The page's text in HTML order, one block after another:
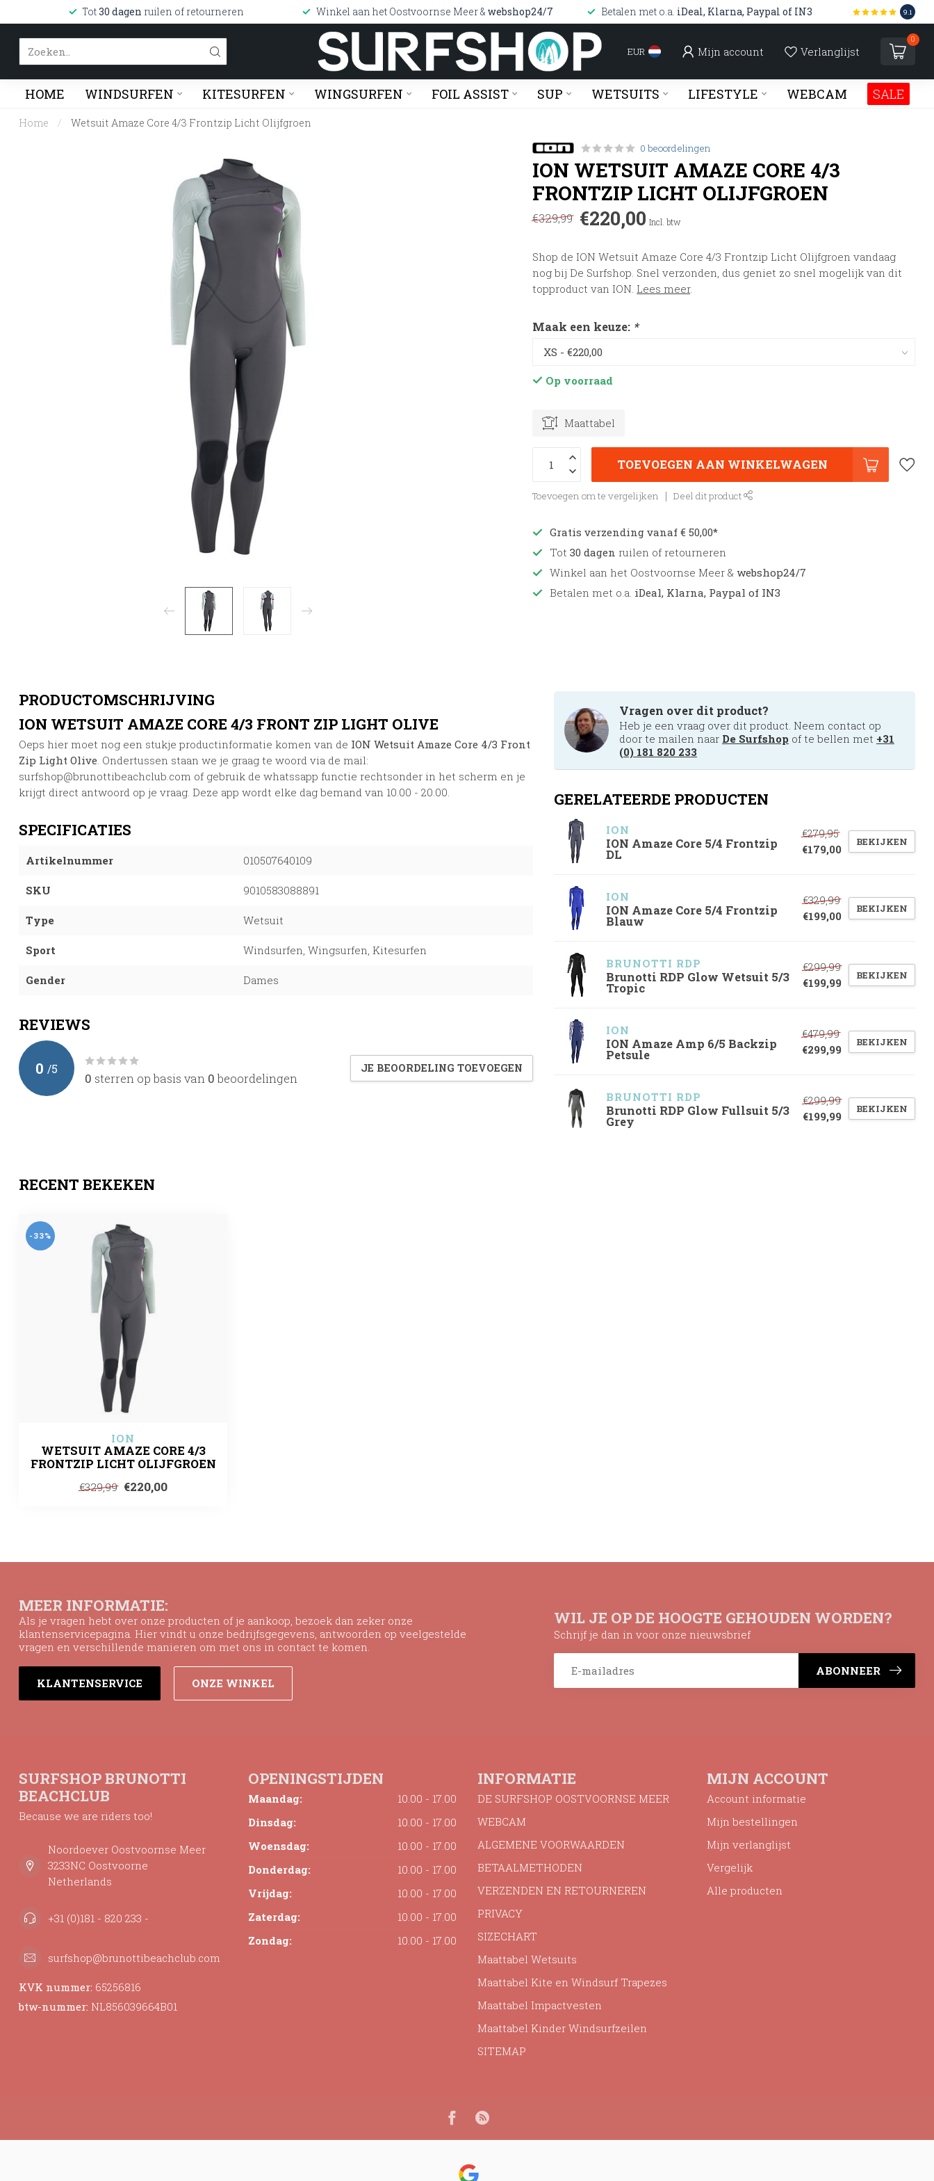
Tot30 dagen ruilen of retourneren Winkel aan het Oostvoornse Meer & webshop24/7 Betalen met o.a. iDeal, Klarna, Paypal of IN3 9.1
EUR Mijn account Verlanglijst
0
HOME WINDSURFEN KITESURFEN WINGSURFEN FOIL ASSIST SUP WETSUITS LIFESTYLE WEBCAM SALE
Home / Wetsuit Amaze Core 4/3 Frontzip Licht Olijfgroen
0 beoordelingen
ION WETSUIT AMAZE CORE 4/3
FRONTZIP LICHT OLIJFGROEN
€329,99 €220,00 Incl. btw
Shop de ION Wetsuit Amaze Core 4/3 Frontzip Licht Olijfgroen vandaag
nog bij De Surfshop. Snel verzonden, dus geniet zo snel mogelijk van dit
topproduct van ION. Lees meer.
Maak een keuze: *
Op voorraad
Maattabel
TOEVOEGEN AAN WINKELWAGEN
Toevoegen om te vergelijken Deel dit product
Gratis verzending vanaf € 50,00*
Tot30 dagen ruilen of retourneren
Winkel aan het Oostvoornse Meer &webshop24/7
Betalen met o.a. iDeal, Klarna, Paypal of IN3
PRODUCTOMSCHRIJVING
ION WETSUIT AMAZE CORE 4/3 FRONT ZIP LIGHT OLIVE
Oeps hier moet nog een stukje productinformatie komen van de ION Wetsuit Amaze Core 4/3 Front
Zip Light Olive. Ondertussen staan we je graag te woord via de mail:
surfshop@brunottibeachclub.com of gebruik de whatssapp functie rechtsonder in het scherm en je
krijgt direct antwoord op je vraag. Deze app wordt elke dag bemand van 10.00 - 20.00.
SPECIFICATIES
Artikelnummer 010507640109
SKU 9010583088891
Type Wetsuit
Sport Windsurfen, Wingsurfen, Kitesurfen
Gender Dames
REVIEWS
0 /5
0 sterren op basis van 0beoordelingen
JE BEOORDELING TOEVOEGEN
Vragen over dit product?
Heb je een vraag over dit product. Neem contact op
door te mailen naar De Surfshop of te bellen met +31
(0) 181 820 233
GERELATEERDE PRODUCTEN
ION
ION Amaze Core 5/4 Frontzip
DL
€279,95
€179,00
BEKIJKEN
ION
ION Amaze Core 5/4 Frontzip
Blauw
€329,99
€199,00
BEKIJKEN
BRUNOTTI RDP
Brunotti RDP Glow Wetsuit 5/3
Tropic
€299,99
€199,99
BEKIJKEN
ION
ION Amaze Amp 6/5 Backzip
Petsule
€479,99
€299,99
BEKIJKEN
BRUNOTTI RDP
Brunotti RDP Glow Fullsuit 5/3
Grey
€299,99
€199,99
BEKIJKEN
RECENT BEKEKEN
-33%
ION
WETSUIT AMAZE CORE 4/3
FRONTZIP LICHT OLIJFGROEN
€329,99 €220,00
MEER INFORMATIE:
Als je vragen hebt over onze producten of je aankoop, bezoek dan zeker onze
klantenservicepagina. Hier vindt u onze bedrijfsgegevens, antwoorden op veelgestelde
vragen en verschillende manieren om met ons in contact te komen.
KLANTENSERVICE ONZE WINKEL
WIL JE OP DE HOOGTE GEHOUDEN WORDEN?
Schrijf je dan in voor onze nieuwsbrief
ABONNEER
SURFSHOP BRUNOTTI
BEACHCLUB
Because we are riders too!
Noordoever Oostvoornse Meer
3233NC Oostvoorne
Netherlands
+31 (0)181 - 820 233 -
surfshop@brunottibeachclub.com
KVK nummer: 65256816
btw-nummer: NL856039664B01
OPENINGSTIJDEN
Maandag:
10.00 - 17.00
Dinsdag:
10.00 - 17.00
Woensdag:
10.00 - 17.00
Donderdag:
10.00 - 17.00
Vrijdag:
10.00 - 17.00
Zaterdag:
10.00 - 17.00
Zondag:
10.00 - 17.00
INFORMATIE
DE SURFSHOP OOSTVOORNSE MEER
WEBCAM
ALGEMENE VOORWAARDEN
BETAALMETHODEN
VERZENDEN EN RETOURNEREN
PRIVACY
SIZECHART
Maattabel Wetsuits
Maattabel Kite en Windsurf Trapezes
Maattabel Impactvesten
Maattabel Kinder Windsurfzeilen
SITEMAP
MIJN ACCOUNT
Account informatie
Mijn bestellingen
Mijn verlanglijst
Vergelijk
Alle producten